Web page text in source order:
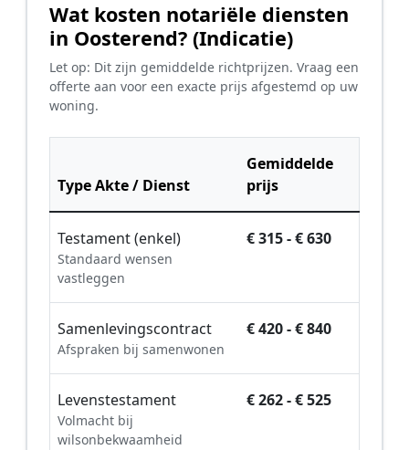
Wat kosten notariële diensten
in Oosterend? (Indicatie)
Let op: Dit zijn gemiddelde richtprijzen. Vraag een
offerte aan voor een exacte prijs afgestemd op uw
woning.
Type Akte / Dienst
Gemiddelde
prijs
Testament (enkel)
Standaard wensen
vastleggen
€ 315 - € 630
Samenlevingscontract
Afspraken bij samenwonen
€ 420 - € 840
Levenstestament
Volmacht bij
wilsonbekwaamheid
€ 262 - € 525